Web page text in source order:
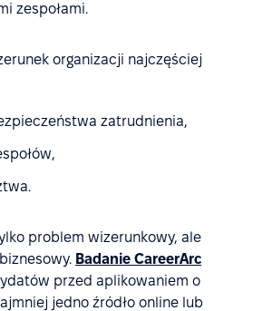
zespołami.
organizacji najczęściej
zatrudnienia,
problem wizerunkowy, ale
Badanie CareerArc
przed aplikowaniem o
jedno źródło online lub